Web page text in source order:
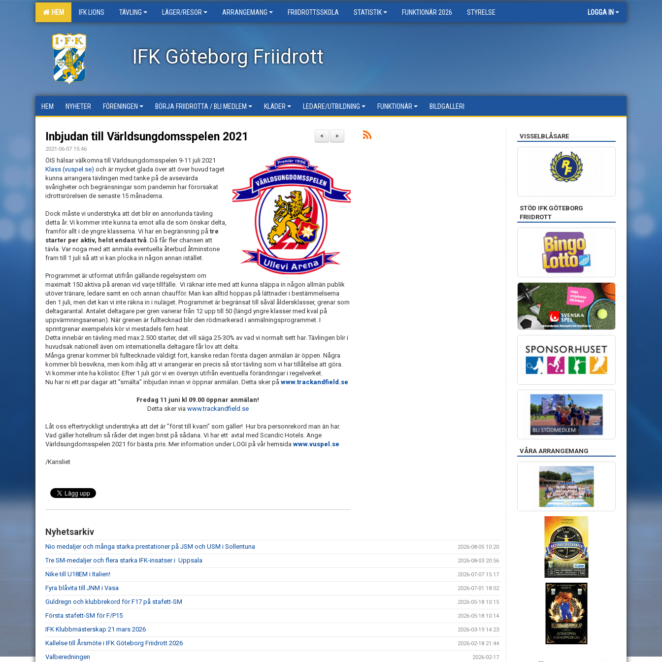
HEM IFK LIONS TÄVLING LÄGER/RESOR ARRANGEMANG FRIIDROTTSSKOLA STATISTIK FUNKTIONÄR 2026 STYRELSE LOGGA IN
IFK Göteborg Friidrott
HEM NYHETER FÖRENINGEN BÖRJA FRIIDROTTA / BLI MEDLEM KLÄDER LEDARE/UTBILDNING FUNKTIONÄR BILDGALLERI
>
<
Inbjudan till Världsungdomsspelen 2021
2021-06-07 15:46
ÖIS hälsar välkomna till Världsungdomsspelen 9-11 juli 2021
Klass (vuspel.se) och är mycket glada över att över huvud taget
kunna arrangera tävlingen med tanke på de avsevärda
svårigheter och begränsningar som pandemin har förorsakat
idrottsrörelsen de senaste 15 månaderna.
Dock måste vi understryka att det blir en annorlunda tävling
detta år. Vi kommer inte kunna ta emot alla de som önskar delta,
framför allt i de yngre klasserna. Vi har en begränsning på tre
starter per aktiv, helst endast två. Då får fler chansen att
tävla. Var noga med att anmäla eventuella återbud åtminstone
fram till 1 juli så att vi kan plocka in någon annan istället.
Programmet är utformat utifrån gällande regelsystem om
maximalt 150 aktiva på arenan vid varje tillfälle. Vi räknar inte med att kunna släppa in någon allmän publik
utöver tränare, ledare samt en och annan chaufför. Man kan alltid hoppas på lättnader i bestämmelserna
den 1 juli, men det kan vi inte räkna in i nuläget. Programmet är begränsat till såväl åldersklasser, grenar som
deltagarantal. Antalet deltagare per gren varierar från 12 upp till 50 (längd yngre klasser med kval på
uppvärmningsarenan). När grenen är fulltecknad blir den rödmarkerad i anmälningsprogrammet. I
sprintgrenar exempelvis kör vi mestadels fem heat.
Detta innebär en tävling med max 2.500 starter, det vill säga 25-30% av vad vi normalt sett har. Tävlingen blir i
huvudsak nationell även om internationella deltagare får lov att delta.
Många grenar kommer bli fulltecknade väldigt fort, kanske redan första dagen anmälan är öppen. Några
kommer bli besvikna, men kom ihåg att vi arrangerar en precis så stor tävling som vi har tillåtelse att göra.
Vi kommer inte ha kölistor. Efter 1 juli gör vi en översyn utifrån eventuella förändringar i regelverket.
Nu har ni ett par dagar att ”smälta” inbjudan innan vi öppnar anmälan. Detta sker på www.trackandfield.se
Fredag 11 juni kl 09.00 öppnar anmälan!
Detta sker via www.trackandfield.se
Låt oss eftertryckligt understryka att det är ”först till kvarn” som gäller! Hur bra personrekord man än har.
Vad gäller hotellrum så råder det ingen brist på sådana. Vi har ett avtal med Scandic Hotels. Ange
Världsungdomsspelen 2021 för bästa pris. Mer information under LOGI på vår hemsida www.vuspel.se
/Kansliet
Nyhetsarkiv
Nio medaljer och många starka prestationer på JSM och USM i Sollentuna 2026-08-05 10:20
Tre SM-medaljer och flera starka IFK-insatser i Uppsala 2026-08-03 20:56
Nike till U18EM i Italien! 2026-07-07 15:17
Fyra blåvita till JNM i Vasa 2026-07-01 18:02
Guldregn och klubbrekord för F17 på stafett-SM 2026-05-18 10:15
Första stafett-SM för F/P15 2026-05-18 10:14
IFK Klubbmästerskap 21 mars 2026 2026-03-19 14:23
Kallelse till Årsmöte i IFK Göteborg Friidrott 2026 2026-02-18 21:44
Valberedningen 2026-02-17
VISSELBLÅSARE
STÖD IFK GÖTEBORG
FRIIDROTT
VÅRA ARRANGEMANG